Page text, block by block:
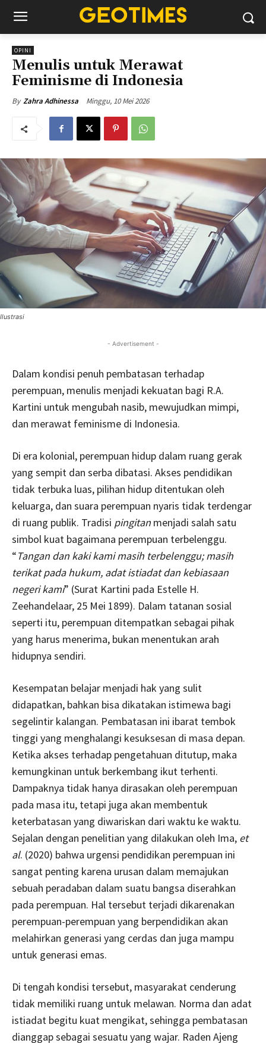
OPINI
Menulis untuk Merawat
Feminisme di Indonesia
By Zahra Adhinessa Minggu, 10 Mei 2026
Ilustrasi
- Advertisement -
Dalam kondisi penuh pembatasan terhadap
perempuan, menulis menjadi kekuatan bagi R.A.
Kartini untuk mengubah nasib, mewujudkan mimpi,
dan merawat feminisme di Indonesia.
Di era kolonial, perempuan hidup dalam ruang gerak
yang sempit dan serba dibatasi. Akses pendidikan
tidak terbuka luas, pilihan hidup ditentukan oleh
keluarga, dan suara perempuan nyaris tidak terdengar
di ruang publik. Tradisi pingitan menjadi salah satu
simbol kuat bagaimana perempuan terbelenggu.
“Tangan dan kaki kami masih terbelenggu; masih
terikat pada hukum, adat istiadat dan kebiasaan
negeri kami” (Surat Kartini pada Estelle H.
Zeehandelaar, 25 Mei 1899). Dalam tatanan sosial
seperti itu, perempuan ditempatkan sebagai pihak
yang harus menerima, bukan menentukan arah
hidupnya sendiri.
Kesempatan belajar menjadi hak yang sulit
didapatkan, bahkan bisa dikatakan istimewa bagi
segelintir kalangan. Pembatasan ini ibarat tembok
tinggi yang menghalangi kesuksesan di masa depan.
Ketika akses terhadap pengetahuan ditutup, maka
kemungkinan untuk berkembang ikut terhenti.
Dampaknya tidak hanya dirasakan oleh perempuan
pada masa itu, tetapi juga akan membentuk
keterbatasan yang diwariskan dari waktu ke waktu.
Sejalan dengan penelitian yang dilakukan oleh Ima, et
al. (2020) bahwa urgensi pendidikan perempuan ini
sangat penting karena urusan dalam memajukan
sebuah peradaban dalam suatu bangsa diserahkan
pada perempuan. Hal tersebut terjadi dikarenakan
perempuan-perempuan yang berpendidikan akan
melahirkan generasi yang cerdas dan juga mampu
untuk generasi emas.
Di tengah kondisi tersebut, masyarakat cenderung
tidak memiliki ruang untuk melawan. Norma dan adat
istiadat begitu kuat mengikat, sehingga pembatasan
dianggap sebagai sesuatu yang wajar. Raden Ajeng